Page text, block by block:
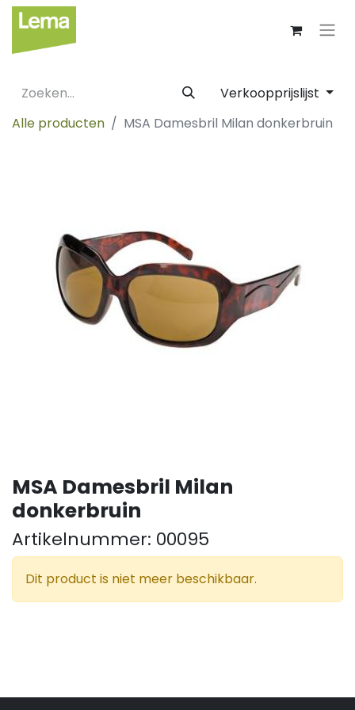
Verkoopprijslijst
Alle producten
MSA Damesbril Milan donkerbruin
MSA Damesbril Milan
donkerbruin
Artikelnummer: 00095
Dit product is niet meer beschikbaar.